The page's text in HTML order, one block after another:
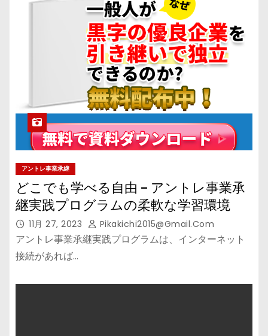
アントレ事業承継
どこでも学べる自由 – アントレ事業承
継実践プログラムの柔軟な学習環境
11月 27, 2023 Pikakichi2015@gmail.com
アントレ事業承継実践プログラムは、インターネット
接続があれば…